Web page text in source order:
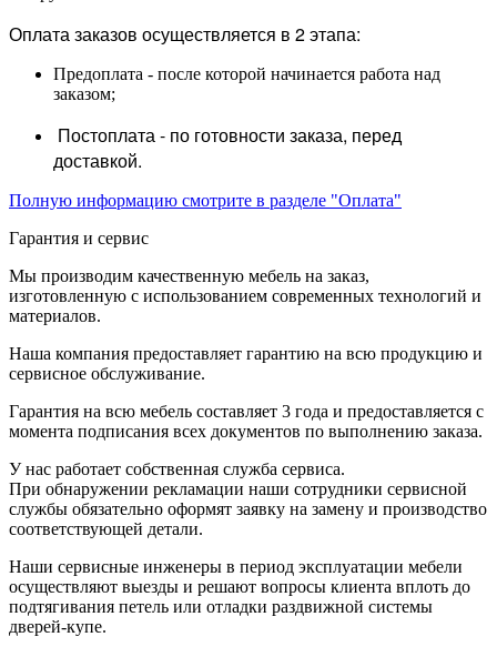
Оплата заказов осуществляется в 2 этапа:
Предоплата - после которой начинается работа над
заказом;
Постоплата - по готовности заказа, перед
доставкой.
Полную информацию смотрите в разделе "Оплата"
Гарантия и сервис
Мы производим качественную мебель на заказ,
изготовленную с использованием современных технологий и
материалов.
Наша компания предоставляет гарантию на всю продукцию и
сервисное обслуживание.
Гарантия на всю мебель составляет 3 года и предоставляется с
момента подписания всех документов по выполнению заказа.
У нас работает собственная служба сервиса.
При обнаружении рекламации наши сотрудники сервисной
службы обязательно оформят заявку на замену и производство
соответствующей детали.
Наши сервисные инженеры в период эксплуатации мебели
осуществляют выезды и решают вопросы клиента вплоть до
подтягивания петель или отладки раздвижной системы
дверей-купе.